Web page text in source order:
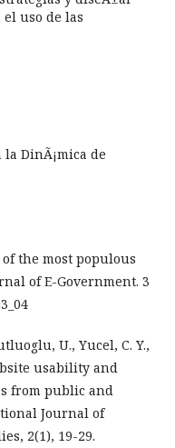
uso de las
la DinÃ¡mica de
the most populous
of E-Government. 3
U., Yucel, C. Y.,
usability and
from public and
Journal of
2(1), 19-29.